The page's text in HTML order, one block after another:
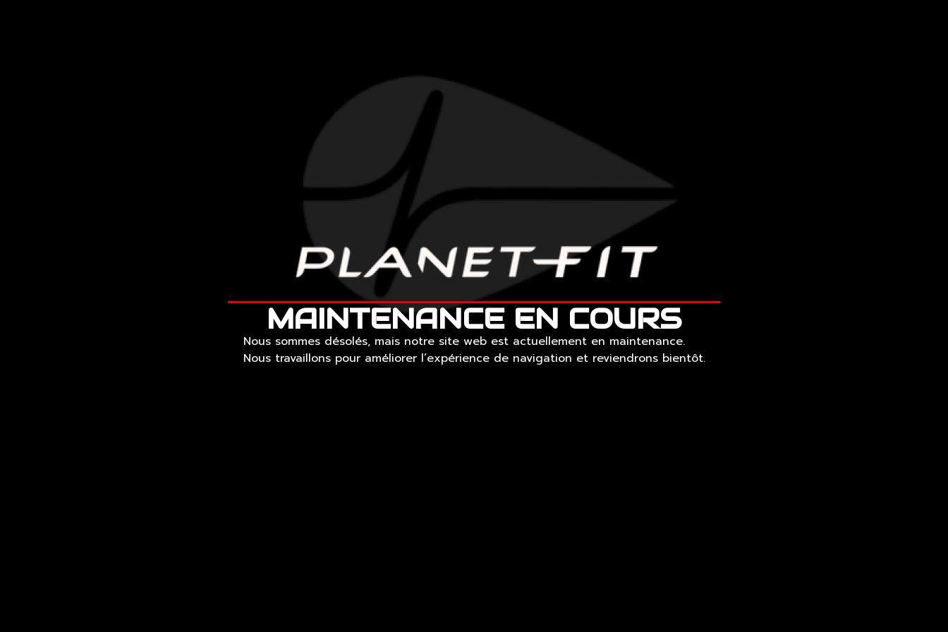
MAINTENANCE EN COURS
Nous sommes désolés, mais notre site web est actuellement en maintenance.
Nous travaillons pour améliorer l‘expérience de navigation et reviendrons bientôt.